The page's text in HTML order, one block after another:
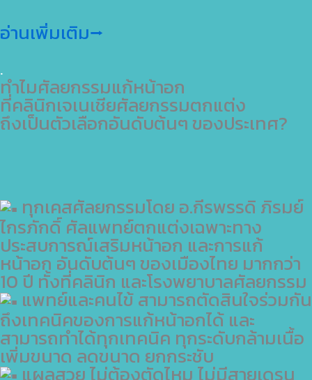
อ่านเพิ่มเติม⭢
.
ทำไมศัลยกรรมแก้หน้าอก
ที่คลินิกเจเนเชียศัลยกรรมตกแต่ง
ถึงเป็นตัวเลือกอันดับต้นๆ ของประเทศ?
ทุกเคสศัลยกรรมโดย อ.กีรพรรดิ ภิรมย์
ไกรภักดิ์ ศัลแพทย์ตกแต่งเฉพาะทาง
ประสบการณ์เสริมหน้าอก และการแก้
หน้าอก อันดับต้นๆ ของเมืองไทย มากกว่า
10 ปี ทั้งที่คลินิก และโรงพยาบาลศัลยกรรม
แพทย์และคนไข้ สามารถตัดสินใจร่วมกัน
ถึงเทคนิคของการแก้หน้าอกได้ และ
สามารถทำได้ทุกเทคนิค ทุกระดับกล้ามเนื้อ
เพิ่มขนาด ลดขนาด ยกกระชับ
แผลสวย ไม่ต้องตัดไหม ไม่มีสายเดรน